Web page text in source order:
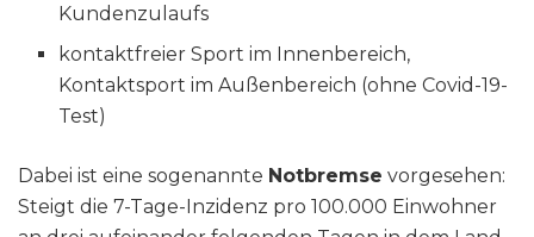
Kundenzulaufs
kontaktfreier Sport im Innenbereich,
Kontaktsport im Außenbereich (ohne Covid-19-
Test)
Dabei ist eine sogenannte Notbremse vorgesehen:
Steigt die 7-Tage-Inzidenz pro 100.000 Einwohner